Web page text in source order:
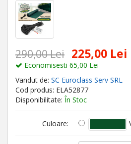
290,00 Lei 225,00 Lei
Economisesti 65,00 Lei
Vandut de: SC Euroclass Serv SRL
Cod produs: ELA52877
Disponibilitate: În Stoc
Culoare: